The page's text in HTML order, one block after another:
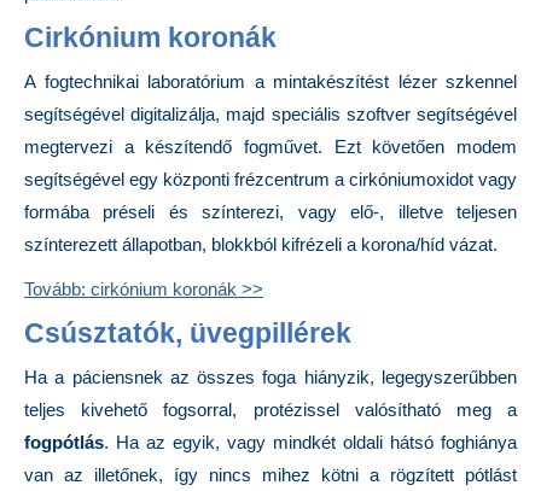
Cirkónium koronák
A fogtechnikai laboratórium a mintakészítést lézer szkennel
segítségével digitalizálja, majd speciális szoftver segítségével
megtervezi a készítendő fogművet. Ezt követően modem
segítségével egy központi frézcentrum a cirkóniumoxidot vagy
formába préseli és színterezi, vagy elő-, illetve teljesen
színterezett állapotban, blokkból kifrézeli a korona/híd vázat.
Tovább: cirkónium koronák >>
Csúsztatók, üvegpillérek
Ha a páciensnek az összes foga hiányzik, legegyszerűbben
teljes kivehető fogsorral, protézissel valósítható meg a
fogpótlás. Ha az egyik, vagy mindkét oldali hátsó foghiánya
van az illetőnek, így nincs mihez kötni a rögzített pótlást